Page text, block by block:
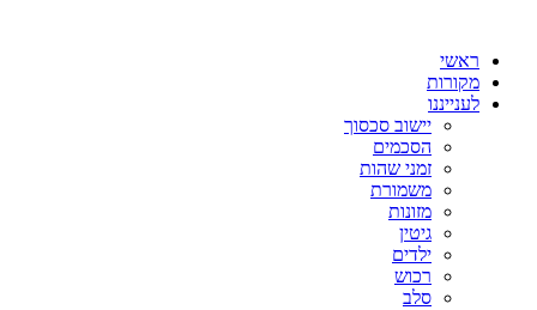
ראשי
מקורות
לענייננו
יישוב סכסוך
הסכמים
זמני שהות
משמורת
מזונות
גיטין
ילדים
רכוש
סלב